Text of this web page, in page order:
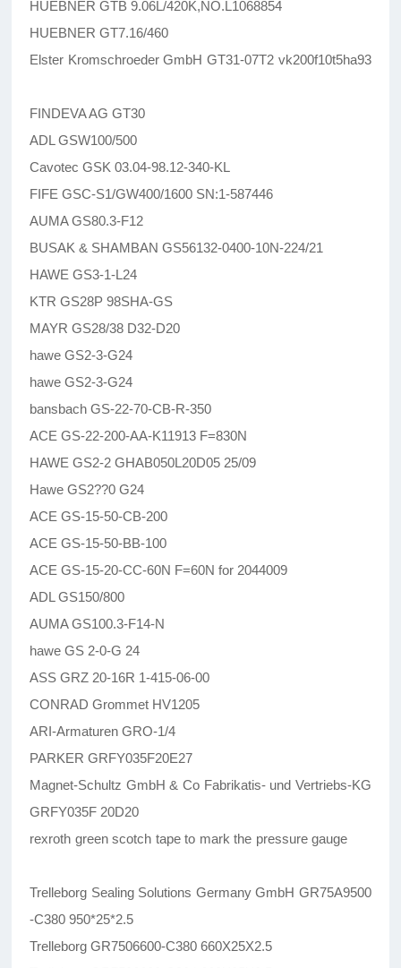
HUEBNER GTB 9.06L/420K,NO.L1068854
HUEBNER GT7.16/460
Elster Kromschroeder GmbH GT31-07T2 vk200f10t5ha93
FINDEVA AG GT30
ADL GSW100/500
Cavotec GSK 03.04-98.12-340-KL
FIFE GSC-S1/GW400/1600 SN:1-587446
AUMA GS80.3-F12
BUSAK & SHAMBAN GS56132-0400-10N-224/21
HAWE GS3-1-L24
KTR GS28P 98SHA-GS
MAYR GS28/38 D32-D20
hawe GS2-3-G24
hawe GS2-3-G24
bansbach GS-22-70-CB-R-350
ACE GS-22-200-AA-K11913 F=830N
HAWE GS2-2 GHAB050L20D05 25/09
Hawe GS2??0 G24
ACE GS-15-50-CB-200
ACE GS-15-50-BB-100
ACE GS-15-20-CC-60N F=60N for 2044009
ADL GS150/800
AUMA GS100.3-F14-N
hawe GS 2-0-G 24
ASS GRZ 20-16R 1-415-06-00
CONRAD Grommet HV1205
ARI-Armaturen GRO-1/4
PARKER GRFY035F20E27
Magnet-Schultz GmbH & Co Fabrikatis- und Vertriebs-KG
GRFY035F 20D20
rexroth green scotch tape to mark the pressure gauge
Trelleborg Sealing Solutions Germany GmbH GR75A9500
-C380 950*25*2.5
Trelleborg GR7506600-C380 660X25X2.5